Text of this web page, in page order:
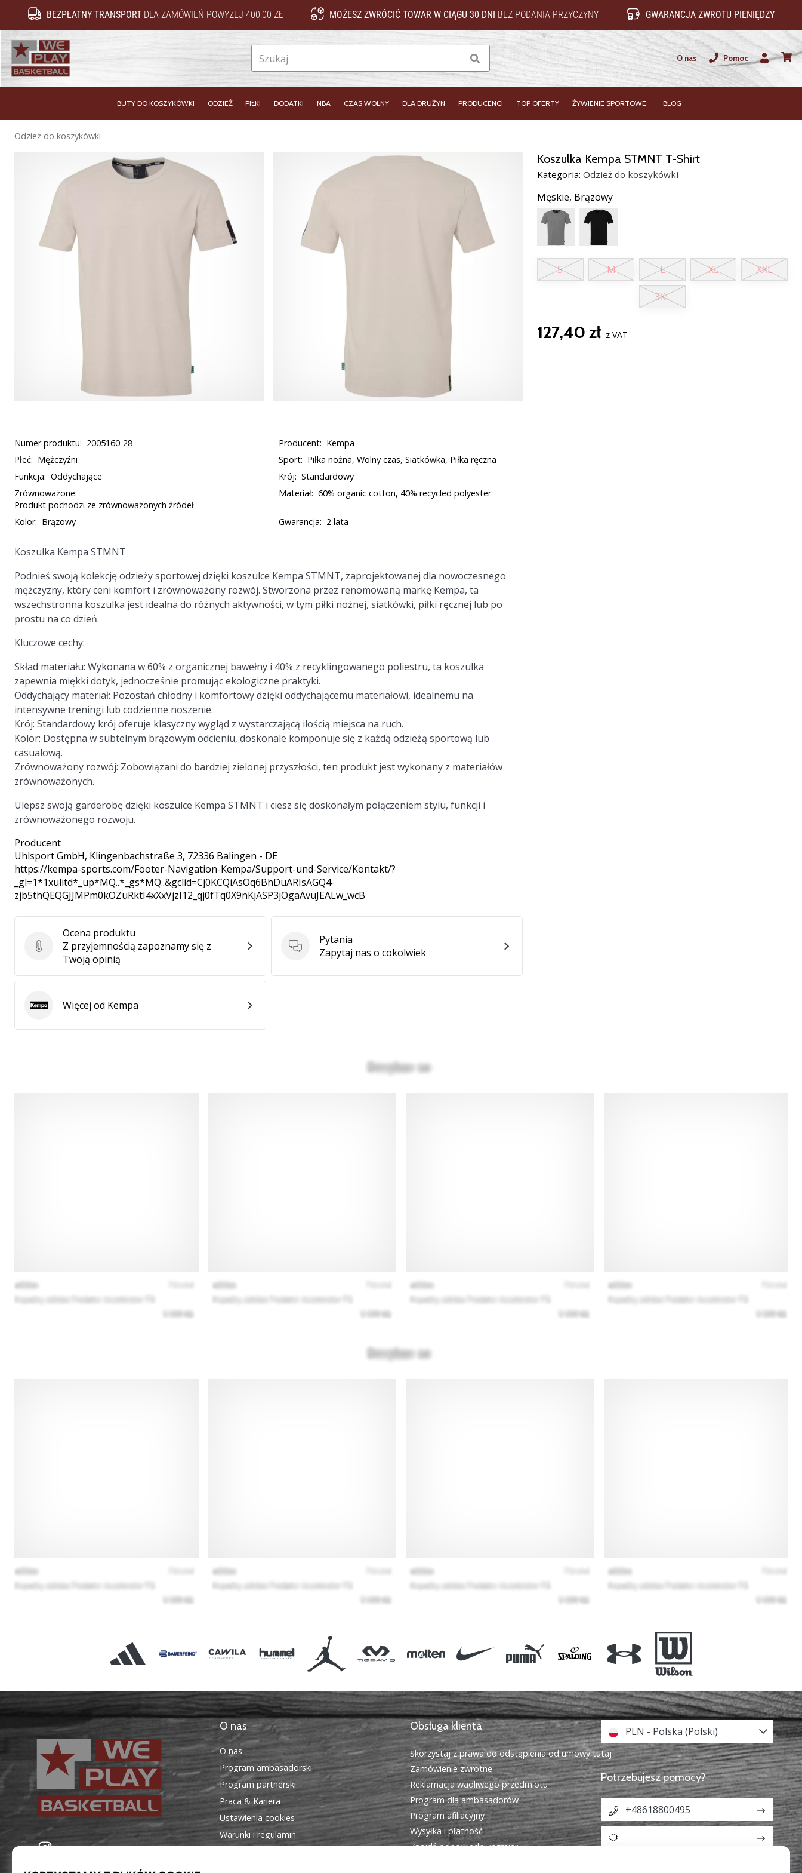
BEZPŁATNY TRANSPORT DLA ZAMÓWIEŃ POWYŻEJ 400,00 ZŁ MOŻESZ ZWRÓCIĆ TOWAR W CIĄGU 30 DNI BEZ PODANIA PRZYCZYNY GWARANCJA ZWROTU PIENIĘDZY
Szukaj O nas
Pomoc
Użytkownik
BUTY DO KOSZYKÓWKI ODZIEŻ PIŁKI DODATKI NBA CZAS WOLNY DLA DRUŻYN PRODUCENCI TOP OFERTY ŻYWIENIE SPORTOWE BLOG
Odzież do koszykówki
Koszulka Kempa STMNT T-Shirt
Kategoria: Odzież do koszykówki
Męskie, Brązowy
S M L XL XXL
3XL
127,40 zł z VAT
Numer produktu: 2005160-28 Producent: Kempa
Płeć: Mężczyźni Sport: Piłka nożna, Wolny czas, Siatkówka, Piłka ręczna
Funkcja: Oddychające Krój: Standardowy
Zrównoważone:
Produkt pochodzi ze zrównoważonych źródeł
Materiał: 60% organic cotton, 40% recycled polyester
Kolor: Brązowy Gwarancja: 2 lata
Koszulka Kempa STMNT
Podnieś swoją kolekcję odzieży sportowej dzięki koszulce Kempa STMNT, zaprojektowanej dla nowoczesnego
mężczyzny, który ceni komfort i zrównoważony rozwój. Stworzona przez renomowaną markę Kempa, ta
wszechstronna koszulka jest idealna do różnych aktywności, w tym piłki nożnej, siatkówki, piłki ręcznej lub po
prostu na co dzień.
Kluczowe cechy:
Skład materiału: Wykonana w 60% z organicznej bawełny i 40% z recyklingowanego poliestru, ta koszulka
zapewnia miękki dotyk, jednocześnie promując ekologiczne praktyki.
Oddychający materiał: Pozostań chłodny i komfortowy dzięki oddychającemu materiałowi, idealnemu na
intensywne treningi lub codzienne noszenie.
Krój: Standardowy krój oferuje klasyczny wygląd z wystarczającą ilością miejsca na ruch.
Kolor: Dostępna w subtelnym brązowym odcieniu, doskonale komponuje się z każdą odzieżą sportową lub
casualową.
Zrównoważony rozwój: Zobowiązani do bardziej zielonej przyszłości, ten produkt jest wykonany z materiałów
zrównoważonych.
Ulepsz swoją garderobę dzięki koszulce Kempa STMNT i ciesz się doskonałym połączeniem stylu, funkcji i
zrównoważonego rozwoju.
Producent
Uhlsport GmbH, Klingenbachstraße 3, 72336 Balingen - DE
https://kempa-sports.com/Footer-Navigation-Kempa/Support-und-Service/Kontakt/?
_gl=1*1xulitd*_up*MQ..*_gs*MQ..&gclid=Cj0KCQiAsOq6BhDuARIsAGQ4-
zjb5thQEQGJJMPm0kOZuRktI4xXxVjzI12_qj0fTq0X9nKjASP3jOgaAvuJEALw_wcB
Ocena produktu
Ocena produktu
Z przyjemnością zapoznamy się z
Twoją opinią
Pytania
Pytania
Zapytaj nas o cokolwiek
KempaWięcej od Kempa
WePlayBasketball.pl
Instagram
O nas
O nas
Program ambasadorski
Program partnerski
Praca & Kariera
Ustawienia cookies
Warunki i regulamin
Obsługa klienta
Skorzystaj z prawa do odstąpienia od umowy tutaj
Zamówienie zwrotne
Reklamacja wadliwego przedmiotu
Program dla ambasadorów
Program afiliacyjny
Wysyłka i płatność
Znajdź odpowiedni rozmiar
PLN - Polska (Polski)
Potrzebujesz pomocy?
+48618800495